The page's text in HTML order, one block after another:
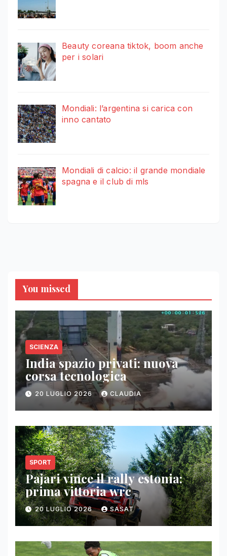
Beauty coreana tiktok, boom anche
per i solari
Mondiali: l’argentina si carica con
inno cantato
Mondiali di calcio: il grande mondiale
spagna e il club di mls
You missed
SCIENZA
India spazio privati: nuova
corsa tecnologica
20 LUGLIO 2026 CLAUDIA
SPORT
Pajari vince il rally estonia:
prima vittoria wrc
20 LUGLIO 2026 SASAT